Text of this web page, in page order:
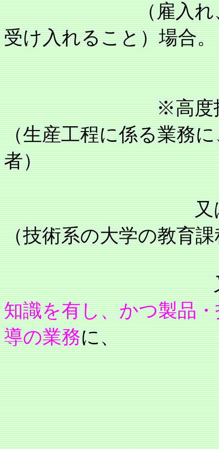
（雇入れ、出向
受け入れること）場合。
※高度技能労
（生産工程に係る業務
者）
又
（技術系の大学の教育
又
知識を有し、かつ製品
導の業務に、
又